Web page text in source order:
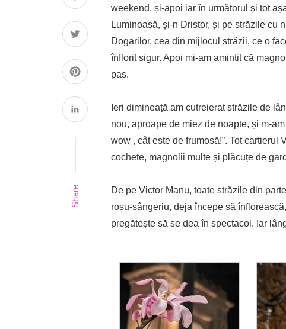
Share
weekend, și-apoi iar în următorul și tot
Luminoasă, și-n Dristor, și pe străzile cu
Dogarilor, cea din mijlocul străzii, ce o
înflorit sigur. Apoi mi-am amintit că
pas.
Ieri dimineață am cutreierat străzile de
nou, aproape de miez de noapte, și m-
wow , cât este de frumosă!”. Tot
cochete, magnolii multe și plăcuțe de
De pe Victor Manu, toate străzile din
roșu-sângeriu, deja începe să
pregătește să se dea în spectacol. Iar